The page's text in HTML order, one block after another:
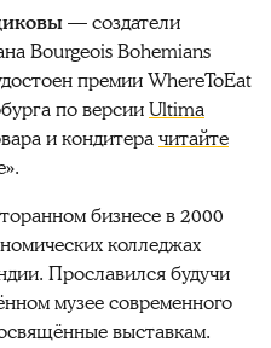
— создатели
Bourgeois Bohemians
премии WhereToEat
по версииUltima
и кондитерачитайте
бизнесе в 2000
колледжах
Прославился будучи
музее современного
выставкам.